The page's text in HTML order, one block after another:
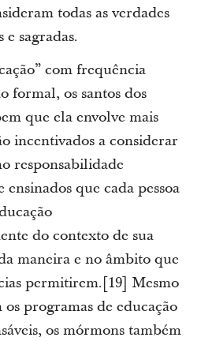
todas as verdades
sagradas.
com frequência
formal, os santos dos
que ela envolve mais
incentivados a considerar
responsabilidade
que cada pessoa
do contexto de sua
maneira e no âmbito que
permitirem.[19] Mesmo
programas de educação
os mórmons também